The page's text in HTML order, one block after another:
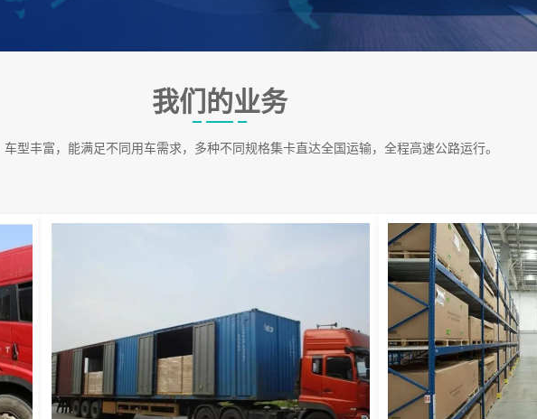
我们的业务
车型丰富，能满足不同用车需求，多种不同规格集卡直达全国运输，全程高速公路运行。